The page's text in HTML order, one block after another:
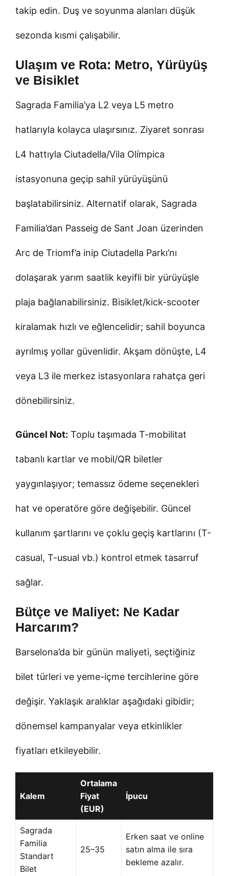
takip edin. Duş ve soyunma alanları düşük
sezonda kısmi çalışabilir.
Ulaşım ve Rota: Metro, Yürüyüş
ve Bisiklet
Sagrada Familia’ya L2 veya L5 metro
hatlarıyla kolayca ulaşırsınız. Ziyaret sonrası
L4 hattıyla Ciutadella/Vila Olímpica
istasyonuna geçip sahil yürüyüşünü
başlatabilirsiniz. Alternatif olarak, Sagrada
Familia’dan Passeig de Sant Joan üzerinden
Arc de Triomf’a inip Ciutadella Parkı’nı
dolaşarak yarım saatlik keyifli bir yürüyüşle
plaja bağlanabilirsiniz. Bisiklet/kick-scooter
kiralamak hızlı ve eğlencelidir; sahil boyunca
ayrılmış yollar güvenlidir. Akşam dönüşte, L4
veya L3 ile merkez istasyonlara rahatça geri
dönebilirsiniz.
Güncel Not: Toplu taşımada T-mobilitat
tabanlı kartlar ve mobil/QR biletler
yaygınlaşıyor; temassız ödeme seçenekleri
hat ve operatöre göre değişebilir. Güncel
kullanım şartlarını ve çoklu geçiş kartlarını (T-
casual, T-usual vb.) kontrol etmek tasarruf
sağlar.
Bütçe ve Maliyet: Ne Kadar
Harcarım?
Barselona’da bir günün maliyeti, seçtiğiniz
bilet türleri ve yeme-içme tercihlerine göre
değişir. Yaklaşık aralıklar aşağıdaki gibidir;
dönemsel kampanyalar veya etkinlikler
fiyatları etkileyebilir.
Kalem
Ortalama
Fiyat
(EUR)
İpucu
Sagrada
Familia
Standart
Bilet
25–35
Erken saat ve online
satın alma ile sıra
bekleme azalır.